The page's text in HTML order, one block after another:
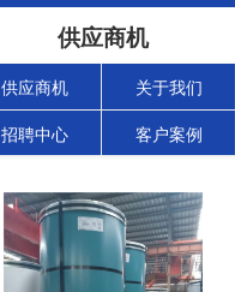
供应商机
供应商机 关于我们
招聘中心 客户案例